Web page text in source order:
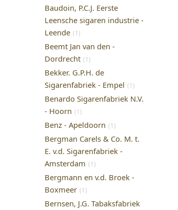
Baudoin, P.C.J. Eerste
Leensche sigaren industrie -
Leende (1)
Beemt Jan van den -
Dordrecht (1)
Bekker. G.P.H. de
Sigarenfabriek - Empel (1)
Benardo Sigarenfabriek N.V.
- Hoorn (1)
Benz - Apeldoorn (1)
Bergman Carels & Co. M. t.
E. v.d. Sigarenfabriek -
Amsterdam (1)
Bergmann en v.d. Broek -
Boxmeer (1)
Bernsen, J.G. Tabaksfabriek